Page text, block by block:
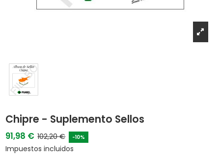
Chipre - Suplemento Sellos
91,98 € 102,20 € -10%
Impuestos incluidos